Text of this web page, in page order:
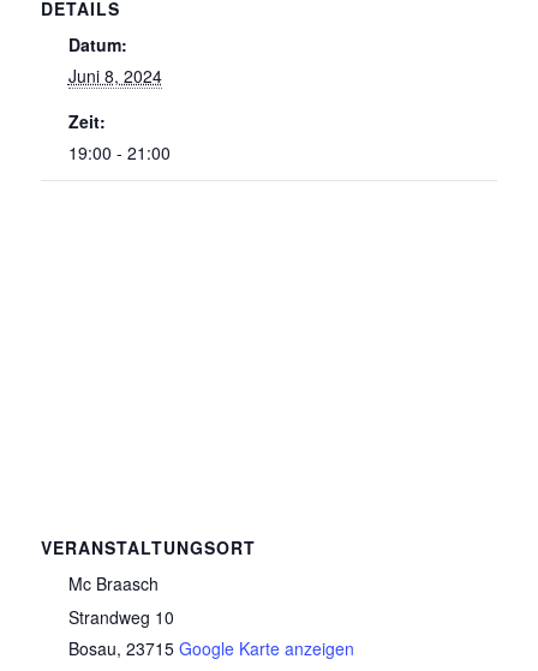
DETAILS
Datum:
Juni 8, 2024
Zeit:
19:00 - 21:00
VERANSTALTUNGSORT
Mc Braasch
Strandweg 10
Bosau, 23715 Google Karte anzeigen